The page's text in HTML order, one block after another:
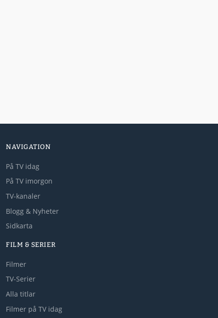
NAVIGATION
På TV idag
På TV imorgon
TV-kanaler
Blogg & Nyheter
Sidkarta
FILM & SERIER
Filmer
TV-Serier
Alla titlar
Filmer på TV idag